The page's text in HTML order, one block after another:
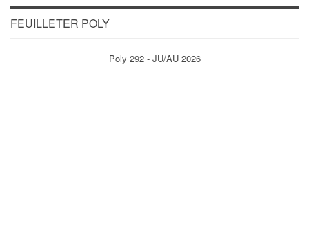
FEUILLETER POLY
Poly 292 - JU/AU 2026